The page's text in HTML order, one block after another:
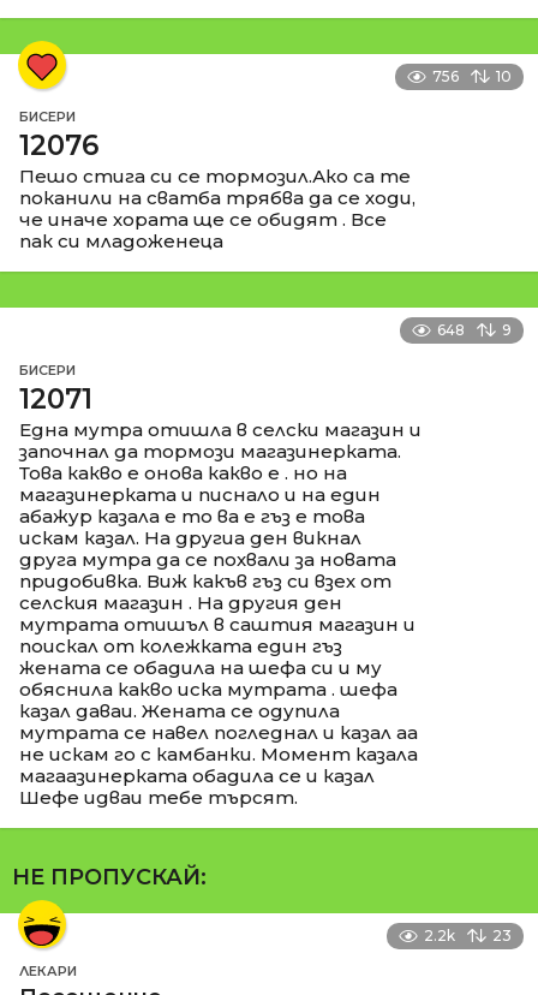
756 10
БИСЕРИ
12076
Пешо стига си се тормозил.Ако са те
поканили на сватба трябва да се ходи,
че иначе хората ще се обидят . Все
пак си младоженеца
648 9
БИСЕРИ
12071
Една мутра отишла в селски магазин и
започнал да тормози магазинерката.
Това какво е онова какво е . но на
магазинерката и писнало и на един
абажур казала е то ва е гъз е това
искам казал. На другиа ден викнал
друга мутра да се похвали за новата
придобивка. Виж какъв гъз си взех от
селския магазин . На другия ден
мутрата отишъл в саштия магазин и
поискал от колежката един гъз
жената се обадила на шефа си и му
обяснила какво иска мутрата . шефа
казал даваи. Жената се одупила
мутрата се навел погледнал и казал аа
не искам го с камбанки. Момент казала
магаазинерката обадила се и казал
Шефе идваи тебе търсят.
НЕ ПРОПУСКАЙ:
2.2k 23
ЛЕКАРИ